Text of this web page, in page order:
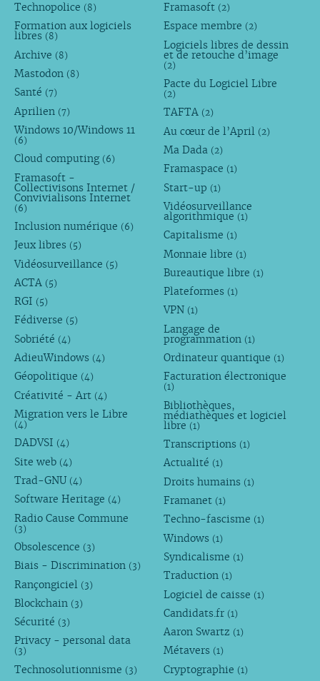
Technopolice (8)
Formation aux logiciels
libres (8)
Archive (8)
Mastodon (8)
Santé (7)
Aprilien (7)
Windows 10/Windows 11
(6)
Cloud computing (6)
Framasoft -
Collectivisons Internet /
Convivialisons Internet
(6)
Inclusion numérique (6)
Jeux libres (5)
Vidéosurveillance (5)
ACTA (5)
RGI (5)
Fédiverse (5)
Sobriété (4)
AdieuWindows (4)
Géopolitique (4)
Créativité - Art (4)
Migration vers le Libre
(4)
DADVSI (4)
Site web (4)
Trad-GNU (4)
Software Heritage (4)
Radio Cause Commune
(3)
Obsolescence (3)
Biais - Discrimination (3)
Rançongiciel (3)
Blockchain (3)
Sécurité (3)
Privacy - personal data
(3)
Technosolutionnisme (3)
Framasoft (2)
Espace membre (2)
Logiciels libres de dessin
et de retouche d’image
(2)
Pacte du Logiciel Libre
(2)
TAFTA (2)
Au cœur de l’April (2)
Ma Dada (2)
Framaspace (1)
Start-up (1)
Vidéosurveillance
algorithmique (1)
Capitalisme (1)
Monnaie libre (1)
Bureautique libre (1)
Plateformes (1)
VPN (1)
Langage de
programmation (1)
Ordinateur quantique (1)
Facturation électronique
(1)
Bibliothèques,
médiathèques et logiciel
libre (1)
Transcriptions (1)
Actualité (1)
Droits humains (1)
Framanet (1)
Techno-fascisme (1)
Windows (1)
Syndicalisme (1)
Traduction (1)
Logiciel de caisse (1)
Candidats.fr (1)
Aaron Swartz (1)
Métavers (1)
Cryptographie (1)